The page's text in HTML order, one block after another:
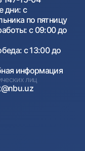
дни: с
по пятницу
с 09:00 до
с 13:00 до
информация
лиц